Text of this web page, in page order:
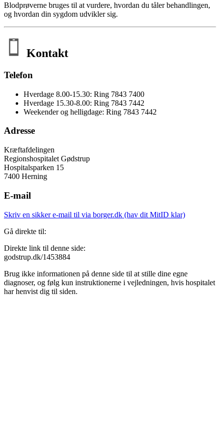
Blodprøverne bruges til at vurdere, hvordan du tåler behandlingen,
og hvordan din sygdom udvikler sig.
Kontakt
Telefon
Hverdage 8.00-15.30: Ring 7843 7400
Hverdage 15.30-8.00: Ring 7843 7442
Weekender og helligdage: Ring 7843 7442
Adresse
Kræftafdelingen
Regionshospitalet Gødstrup
Hospitalsparken 15
7400 Herning
E-mail
Skriv en sikker e-mail til via borger.dk (hav dit MitID klar)
Gå direkte til:
Direkte link til denne side:
godstrup.dk/1453884
Brug ikke informationen på denne side til at stille dine egne
diagnoser, og følg kun instruktionerne i vejledningen, hvis hospitalet
har henvist dig til siden.